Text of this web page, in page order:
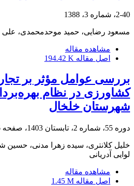
2-40، شماره 3، 1388
مسعود رضایی، حمید موحدمحمدی، علی
مشاهده مقاله
اصل مقاله 194.42 K
بررسی عوامل مؤثر بر
کشاورزی در نظام
شهرستان خلخال
دوره 55، شماره 2، تابستان 1403، صفحه
خلیل کلانتری، سیده زهرا مدنی، حسین
لوایی آدریانی
مشاهده مقاله
اصل مقاله 1.45 M